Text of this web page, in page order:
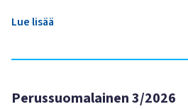
Lue lisää
Perussuomalainen 3/2026